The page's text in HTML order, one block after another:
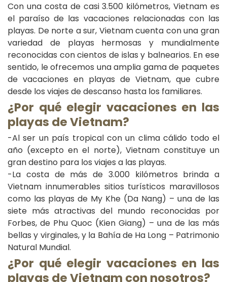
Con una costa de casi 3.500 kilómetros, Vietnam es
el paraíso de las vacaciones relacionadas con las
playas. De norte a sur, Vietnam cuenta con una gran
variedad de playas hermosas y mundialmente
reconocidas con cientos de islas y balnearios. En ese
sentido, le ofrecemos una amplia gama de paquetes
de vacaciones en playas de Vietnam, que cubre
desde los viajes de descanso hasta los familiares.
¿Por qué elegir vacaciones en las
playas de Vietnam?
-Al ser un país tropical con un clima cálido todo el
año (excepto en el norte), Vietnam constituye un
gran destino para los viajes a las playas.
-La costa de más de 3.000 kilómetros brinda a
Vietnam innumerables sitios turísticos maravillosos
como las playas de My Khe (Da Nang) – una de las
siete más atractivas del mundo reconocidas por
Forbes, de Phu Quoc (Kien Giang) – una de las más
bellas y virginales, y la Bahía de Ha Long – Patrimonio
Natural Mundial.
¿Por qué elegir vacaciones en las
playas de Vietnam con nosotros?